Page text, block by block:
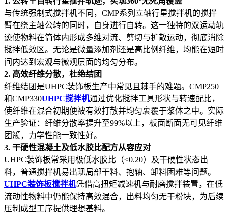
与传统强制式搅拌机不同，CMP系列立轴行星搅拌机的搅拌
臂在绕主轴公转的同时，自身进行自转。这一独特的双运动轨
迹使物料在筒体内形成多维对流、剪切与扩散运动，彻底消除
搅拌低效区。无论是微量添加剂还是高比例纤维，均能在短时
间内达到宏观与微观层面的均匀分布。
2. 高效纤维分散，杜绝结团
纤维结团是UHPC装饰板生产中常见且棘手的难题。CMP250
和CMP330UHPC搅拌机通过优化搅拌工具形状与转速配比，
使纤维在混合初期便被有效打散并均匀裹覆于浆体之中。实际
生产验证：纤维分散率提升至99%以上，板面断面无可见纤维
团簇，力学性能一致性好。
3. 干硬性混凝土及低水胶比配方从容应对
UHPC装饰板常采用极低水胶比（≤0.20）及干硬性状态出
料，普通搅拌机易出现局部干料、抱轴、卸料困难等问题。
UHPC装饰板搅拌机凭借高扭矩减速机与耐磨搅拌装置，在低
流动性物料中仍能保持高效混合，出料均匀无干粉块，为后续
压制成型工序提供理想基料。